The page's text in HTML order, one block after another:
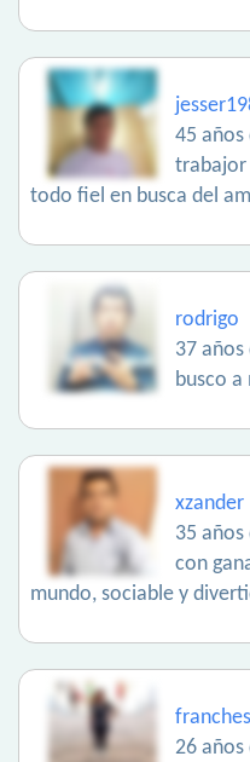
45
trabajor
todo fiel en busca del
rodrigo
37
busco
xzander
35
con
mundo, sociable y
26